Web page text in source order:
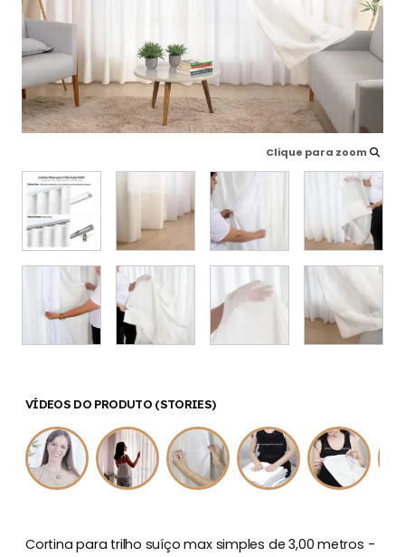
Clique para zoom
VÍDEOS DO PRODUTO (STORIES)
Cortina para trilho suíço max simples de 3,00 metros -